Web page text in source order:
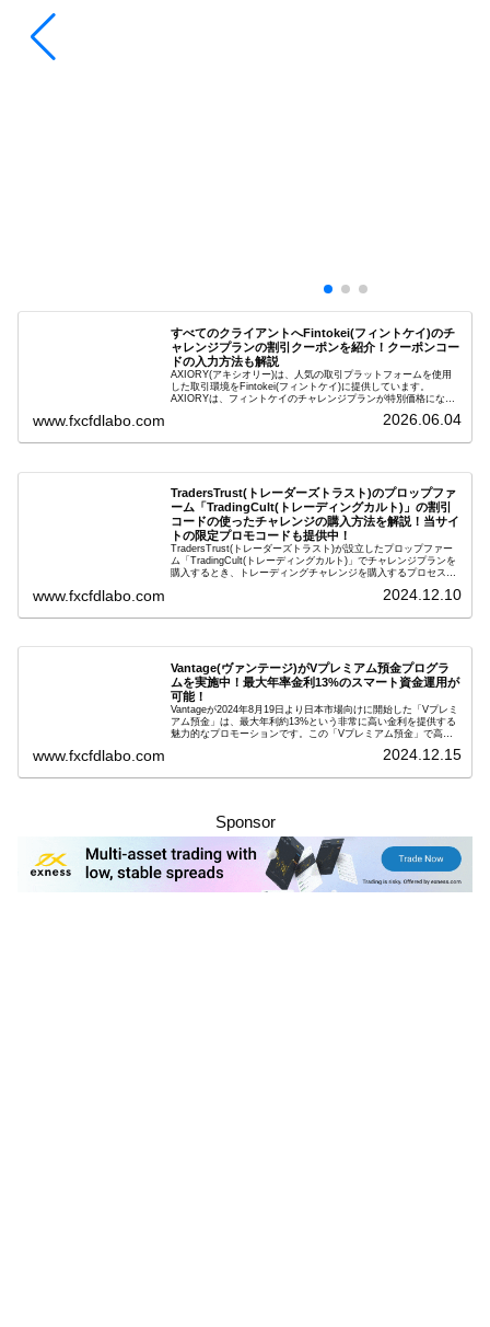
すべてのクライアントへFintokei(フィントケイ)のチ
ャレンジプランの割引クーポンを紹介！クーポンコー
ドの入力方法も解説
AXIORY(アキシオリー)は、人気の取引プラットフォームを使用
した取引環境をFintokei(フィントケイ)に提供しています。
AXIORYは、フィントケイのチャレンジプランが特別価格になる
ャレンジプランを申し込むときのクーポンコードを入力して割引
www.fxcfdlabo.com 2026.06.04
TradersTrust(トレーダーズトラスト)のプロップファ
ーム「TradingCult(トレーディングカルト)」の割引
コードの使ったチャレンジの購入方法を解説！当サイ
トの限定プロモコードも提供中！
TradersTrust(トレーダーズトラスト)が設立したプロップファー
ム「TradingCult(トレーディングカルト)」でチャレンジプランを
購入するとき、トレーディングチャレンジを購入するプロセス全
します。さらに、TradingCultがほぼ定期的に実施している割引コ
www.fxcfdlabo.com 2024.12.10
Vantage(ヴァンテージ)がVプレミアム預金プログラ
ムを実施中！最大年率金利13%のスマート資金運用が
可能！
Vantageが2024年8月19日より日本市場向けに開始した「Vプレミ
アム預金」は、最大年利約13%という非常に高い金利を提供する
魅力的なプロモーションです。この「Vプレミアム預金」で高金
す。「Vプレミアム預金」を行いたい人は、この記事をしっかり
www.fxcfdlabo.com 2024.12.15
Sponsor